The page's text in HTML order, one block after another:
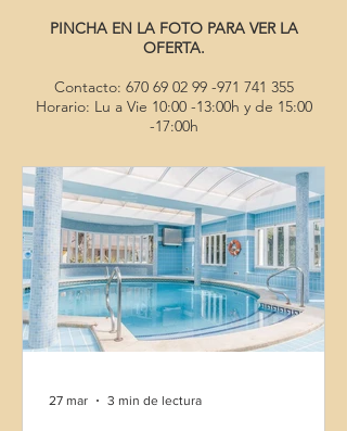
PINCHA EN LA FOTO PARA VER LA
OFERTA.
Contacto: 670 69 02 99 -971 741 355
Horario: Lu a Vie 10:00 -13:00h y de 15:00
-17:00h
27 mar 3 min de lectura